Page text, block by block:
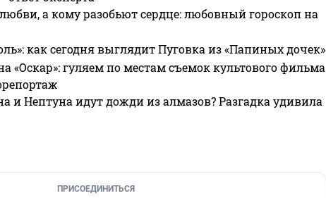
а кому разобьют сердце: любовный гороскоп на
как сегодня выглядит Пуговка из «Папиных дочек»
«Оскар»: гуляем по местам съемок культового фильма
и Нептуна идут дожди из алмазов? Разгадка удивила
ПРИСОЕДИНИТЬСЯ